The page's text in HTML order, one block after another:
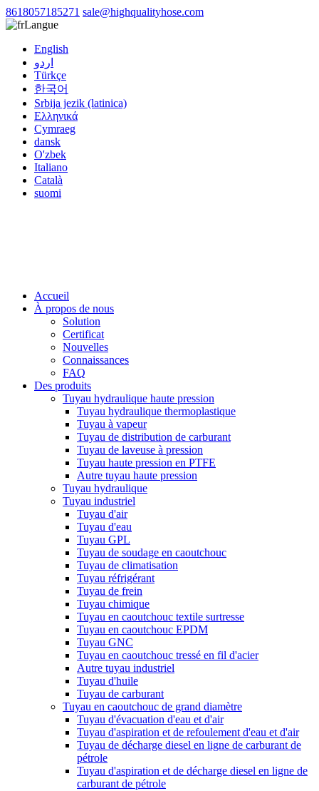
8618057185271 sale@highqualityhose.com
Langue
English
اردو
Türkçe
한국어
Srbija jezik (latinica)
Ελληνικά
Cymraeg
dansk
O'zbek
Italiano
Català
suomi
Accueil
À propos de nous
Solution
Certificat
Nouvelles
Connaissances
FAQ
Des produits
Tuyau hydraulique haute pression
Tuyau hydraulique thermoplastique
Tuyau à vapeur
Tuyau de distribution de carburant
Tuyau de laveuse à pression
Tuyau haute pression en PTFE
Autre tuyau haute pression
Tuyau hydraulique
Tuyau industriel
Tuyau d'air
Tuyau d'eau
Tuyau GPL
Tuyau de soudage en caoutchouc
Tuyau de climatisation
Tuyau réfrigérant
Tuyau de frein
Tuyau chimique
Tuyau en caoutchouc textile surtresse
Tuyau en caoutchouc EPDM
Tuyau GNC
Tuyau en caoutchouc tressé en fil d'acier
Autre tuyau industriel
Tuyau d'huile
Tuyau de carburant
Tuyau en caoutchouc de grand diamètre
Tuyau d'évacuation d'eau et d'air
Tuyau d'aspiration et de refoulement d'eau et d'air
Tuyau de décharge diesel en ligne de carburant de
pétrole
Tuyau d'aspiration et de décharge diesel en ligne de
carburant de pétrole